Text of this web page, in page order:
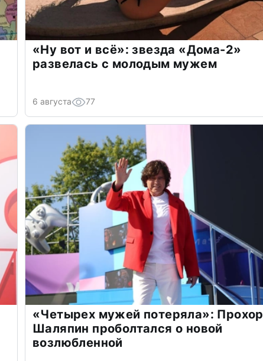
«Ну вот и всё»: звезда «Дома-2»
развелась с молодым мужем
6 августа 77
«Четырех мужей потеряла»: Прохор
Шаляпин проболтался о новой
возлюбленной